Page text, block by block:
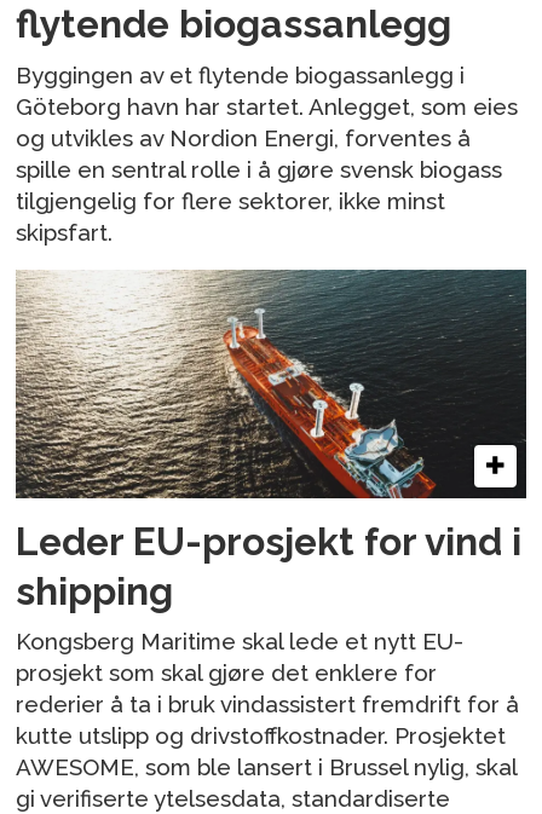
flytende biogassanlegg
Byggingen av et flytende biogassanlegg i
Göteborg havn har startet. Anlegget, som eies
og utvikles av Nordion Energi, forventes å
spille en sentral rolle i å gjøre svensk biogass
tilgjengelig for flere sektorer, ikke minst
skipsfart.
Leder EU-prosjekt for vind i
shipping
Kongsberg Maritime skal lede et nytt EU-
prosjekt som skal gjøre det enklere for
rederier å ta i bruk vindassistert fremdrift for å
kutte utslipp og drivstoffkostnader. Prosjektet
AWESOME, som ble lansert i Brussel nylig, skal
gi verifiserte ytelsesdata, standardiserte